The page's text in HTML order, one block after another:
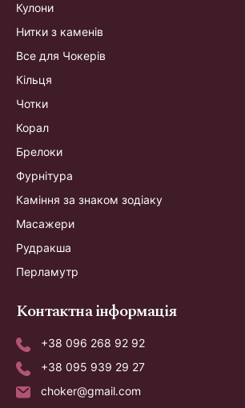
Кулони
Нитки з каменів
Все для Чокерів
Кільця
Чотки
Корал
Брелоки
Фурнітура
Каміння за знаком зодіаку
Масажери
Рудракша
Перламутр
Контактна інформація
+38 096 268 92 92
+38 095 939 29 27
choker@gmail.com